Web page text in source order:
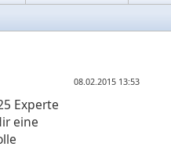
Experte
eine
08.02.2015 13:53